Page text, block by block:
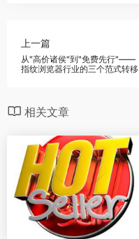
上一篇
从"高价诸侯"到"免费先行"——
指纹浏览器行业的三个范式转移
相关文章